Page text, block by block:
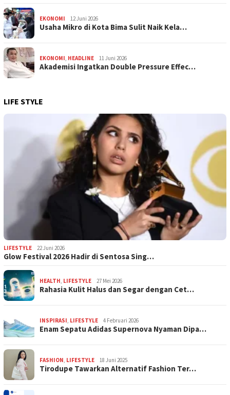
EKONOMI 12 Juni 2026
Usaha Mikro di Kota Bima Sulit Naik Kela…
EKONOMI HEADLINE 11 Juni 2026
Akademisi Ingatkan Double Pressure Effec…
LIFE STYLE
LIFESTYLE 22 Juni 2026
Glow Festival 2026 Hadir di Sentosa Sing…
HEALTH LIFESTYLE 27 Mei 2026
Rahasia Kulit Halus dan Segar dengan Cet…
INSPIRASI LIFESTYLE 4 Februari 2026
Enam Sepatu Adidas Supernova Nyaman Dipa…
FASHION LIFESTYLE 18 Juni 2025
Tirodupe Tawarkan Alternatif Fashion Ter…